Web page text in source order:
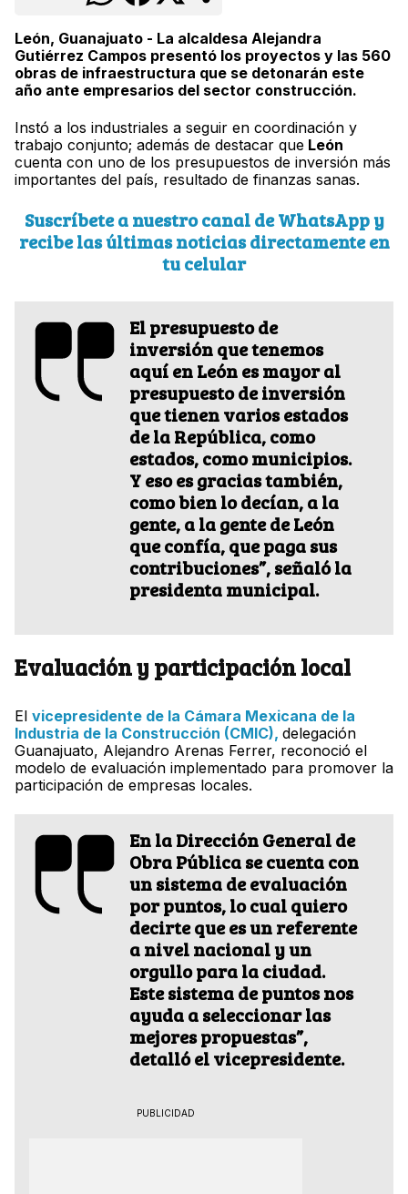
León, Guanajuato - La alcaldesa Alejandra
Gutiérrez Campos presentó los proyectos y las 560
obras de infraestructura que se detonarán este
año ante empresarios del sector construcción.
Instó a los industriales a seguir en coordinación y
trabajo conjunto; además de destacar que León
cuenta con uno de los presupuestos de inversión más
importantes del país, resultado de finanzas sanas.
Suscríbete a nuestro canal de WhatsApp y
recibe las últimas noticias directamente en
tu celular
El presupuesto de
inversión que tenemos
aquí en León es mayor al
presupuesto de inversión
que tienen varios estados
de la República, como
estados, como municipios.
Y eso es gracias también,
como bien lo decían, a la
gente, a la gente de León
que confía, que paga sus
contribuciones”, señaló la
presidenta municipal.
Evaluación y participación local
El vicepresidente de la Cámara Mexicana de la
Industria de la Construcción (CMIC), delegación
Guanajuato, Alejandro Arenas Ferrer, reconoció el
modelo de evaluación implementado para promover la
participación de empresas locales.
En la Dirección General de
Obra Pública se cuenta con
un sistema de evaluación
por puntos, lo cual quiero
decirte que es un referente
a nivel nacional y un
orgullo para la ciudad.
Este sistema de puntos nos
ayuda a seleccionar las
mejores propuestas”,
detalló el vicepresidente.
PUBLICIDAD